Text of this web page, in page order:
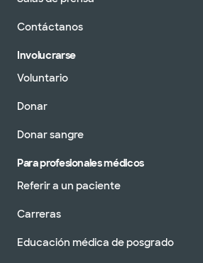
Contáctanos
Involucrarse
Voluntario
Donar
Donar sangre
Para profesionales médicos
Referir a un paciente
Carreras
Educación médica de posgrado